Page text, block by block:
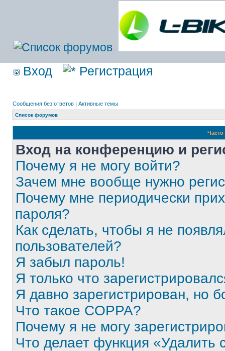
Вход Регистрация
Сообщения без ответов | Активные темы
Список форумов
Вход на конференцию и
Почему я не могу войти?
Зачем мне вообще нужно
Почему мне периодически
пароля?
Как сделать, чтобы я не
пользователей?
Я забыл пароль!
Я только что
Я давно зарегистрирован, но
Что такое COPPA?
Почему я не могу
Что делает функция «Удалить